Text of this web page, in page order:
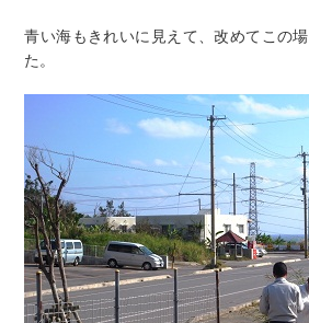
青い海もきれいに見えて、改めてこの
た。